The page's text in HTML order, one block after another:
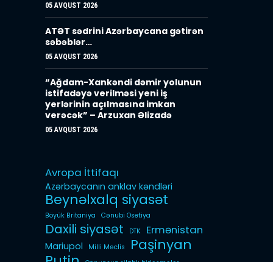
05 AVQUST 2026
ATƏT sədrini Azərbaycana gətirən
səbəblər…
05 AVQUST 2026
“Ağdam-Xankəndi dəmir yolunun
istifadəyə verilməsi yeni iş
yerlərinin açılmasına imkan
verəcək” – Arzuxan Əlizadə
05 AVQUST 2026
Avropa İttifaqı
Azərbaycanın anklav kəndləri
Beynəlxalq siyasət
Böyük Britaniya Cənubi Osetiya
Daxili siyasət DTK Ermənistan
Mariupol Milli Məclis
Paşinyan